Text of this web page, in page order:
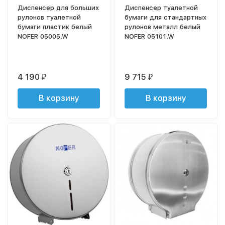
Диспенсер для больших
рулонов туалетной
бумаги пластик белый
NOFER 05005.W
4 190₽
В корзину
Диспенсер туалетной
бумаги для стандартных
рулонов металл белый
NOFER 05101.W
9 715₽
В корзину